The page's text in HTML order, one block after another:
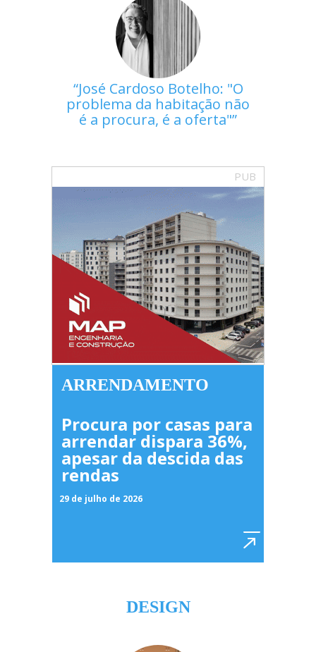
José Cardoso Botelho: "O
problema da habitação não
é a procura, é a oferta"
PUB
ARRENDAMENTO
Procura por casas para
arrendar dispara 36%,
apesar da descida das
rendas
29 de julho de 2026
DESIGN